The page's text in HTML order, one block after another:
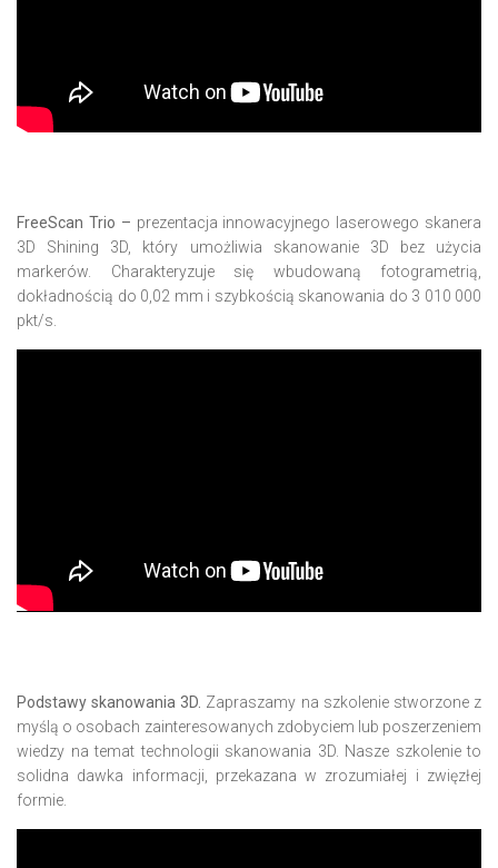
FreeScan Trio – prezentacja innowacyjnego laserowego skanera
3D Shining 3D, który umożliwia skanowanie 3D bez użycia
markerów. Charakteryzuje się wbudowaną fotogrametrią,
dokładnością do 0,02 mm i szybkością skanowania do 3 010 000
pkt/s.
Podstawy skanowania 3D. Zapraszamy na szkolenie stworzone z
myślą o osobach zainteresowanych zdobyciem lub poszerzeniem
wiedzy na temat technologii skanowania 3D. Nasze szkolenie to
solidna dawka informacji, przekazana w zrozumiałej i zwięzłej
formie.